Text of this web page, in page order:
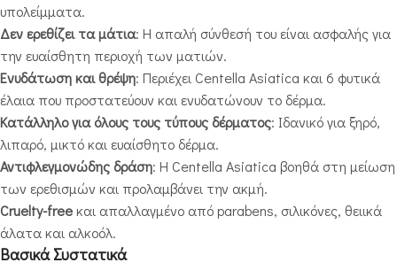
υπολείμματα.
Δεν ερεθίζει τα μάτια: Η απαλή σύνθεσή του είναι ασφαλής για
την ευαίσθητη περιοχή των ματιών.
Ενυδάτωση και θρέψη: Περιέχει Centella Asiatica και 6 φυτικά
έλαια που προστατεύουν και ενυδατώνουν το δέρμα.
Κατάλληλο για όλους τους τύπους δέρματος: Ιδανικό για ξηρό,
λιπαρό, μικτό και ευαίσθητο δέρμα.
Αντιφλεγμονώδης δράση: Η Centella Asiatica βοηθά στη μείωση
των ερεθισμών και προλαμβάνει την ακμή.
Cruelty-freeκαι απαλλαγμένο από parabens, σιλικόνες, θειικά
άλατα και αλκοόλ.
Βασικά Συστατικά